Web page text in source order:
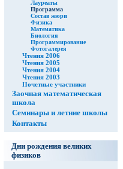
Лауреаты
Программа
Состав жюри
Физика
Математика
Биология
Программирование
Фотогалерея
Чтения 2006
Чтения 2005
Чтения 2004
Чтения 2003
Почетные участники
Заочная математическая
школа
Семинары и летние школы
Контакты
Дни рождения великих
физиков